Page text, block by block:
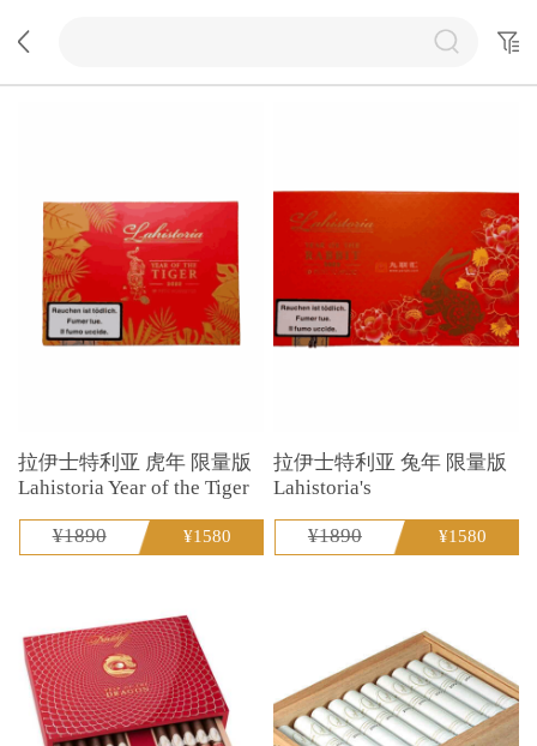
拉伊士特利亚 虎年 限量版
Lahistoria Year of the Tiger
¥1890 ¥1580
拉伊士特利亚 兔年 限量版
Lahistoria's
¥1890 ¥1580